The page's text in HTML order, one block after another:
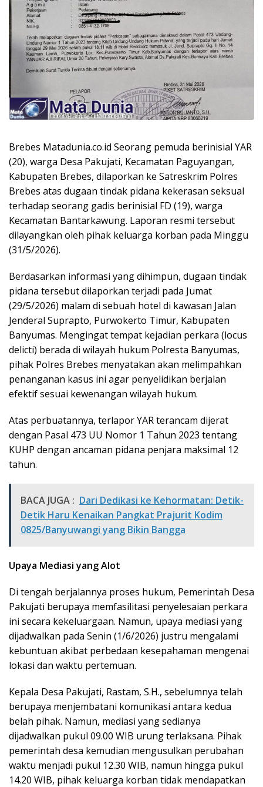
Brebes Matadunia.co.id Seorang pemuda berinisial YAR
(20), warga Desa Pakujati, Kecamatan Paguyangan,
Kabupaten Brebes, dilaporkan ke Satreskrim Polres
Brebes atas dugaan tindak pidana kekerasan seksual
terhadap seorang gadis berinisial FD (19), warga
Kecamatan Bantarkawung. Laporan resmi tersebut
dilayangkan oleh pihak keluarga korban pada Minggu
(31/5/2026).
Berdasarkan informasi yang dihimpun, dugaan tindak
pidana tersebut dilaporkan terjadi pada Jumat
(29/5/2026) malam di sebuah hotel di kawasan Jalan
Jenderal Suprapto, Purwokerto Timur, Kabupaten
Banyumas. Mengingat tempat kejadian perkara (locus
delicti) berada di wilayah hukum Polresta Banyumas,
pihak Polres Brebes menyatakan akan melimpahkan
penanganan kasus ini agar penyelidikan berjalan
efektif sesuai kewenangan wilayah hukum.
Atas perbuatannya, terlapor YAR terancam dijerat
dengan Pasal 473 UU Nomor 1 Tahun 2023 tentang
KUHP dengan ancaman pidana penjara maksimal 12
tahun.
BACA JUGA : Dari Dedikasi ke Kehormatan: Detik-
Detik Haru Kenaikan Pangkat Prajurit Kodim
0825/Banyuwangi yang Bikin Bangga
Upaya Mediasi yang Alot
Di tengah berjalannya proses hukum, Pemerintah Desa
Pakujati berupaya memfasilitasi penyelesaian perkara
ini secara kekeluargaan. Namun, upaya mediasi yang
dijadwalkan pada Senin (1/6/2026) justru mengalami
kebuntuan akibat perbedaan kesepahaman mengenai
lokasi dan waktu pertemuan.
Kepala Desa Pakujati, Rastam, S.H., sebelumnya telah
berupaya menjembatani komunikasi antara kedua
belah pihak. Namun, mediasi yang sedianya
dijadwalkan pukul 09.00 WIB urung terlaksana. Pihak
pemerintah desa kemudian mengusulkan perubahan
waktu menjadi pukul 12.30 WIB, namun hingga pukul
14.20 WIB, pihak keluarga korban tidak mendapatkan